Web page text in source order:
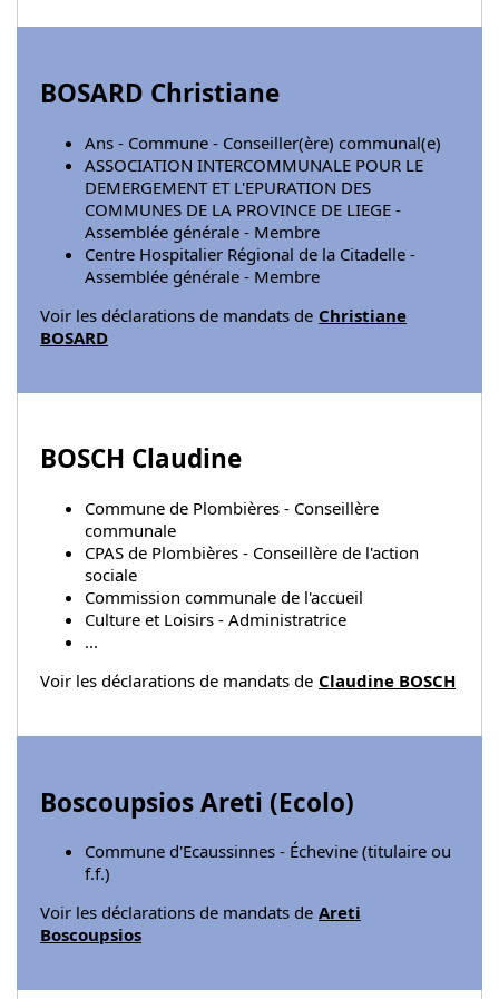
BOSARD Christiane
Ans - Commune - Conseiller(ère) communal(e)
ASSOCIATION INTERCOMMUNALE POUR LE
DEMERGEMENT ET L'EPURATION DES
COMMUNES DE LA PROVINCE DE LIEGE -
Assemblée générale - Membre
Centre Hospitalier Régional de la Citadelle -
Assemblée générale - Membre
Voir les déclarations de mandats de Christiane
BOSARD
BOSCH Claudine
Commune de Plombières - Conseillère
communale
CPAS de Plombières - Conseillère de l'action
sociale
Commission communale de l'accueil
Culture et Loisirs - Administratrice
...
Voir les déclarations de mandats de Claudine BOSCH
Boscoupsios Areti (Ecolo)
Commune d'Ecaussinnes - Échevine (titulaire ou
f.f.)
Voir les déclarations de mandats de Areti
Boscoupsios